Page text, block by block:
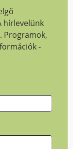
hírlevelünk
Programok,
-